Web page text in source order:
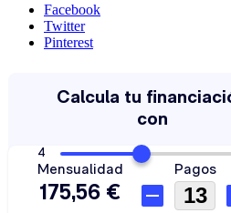
Facebook
Twitter
Pinterest